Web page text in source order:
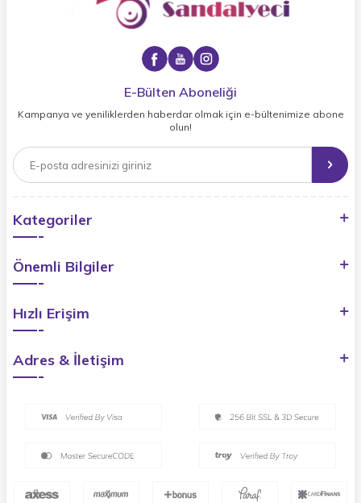
E-Bülten Aboneliği
Kampanya ve yeniliklerden haberdar olmak için e-bültenimize abone
olun!
Kategoriler
Önemli Bilgiler
Hızlı Erişim
Adres & İletişim